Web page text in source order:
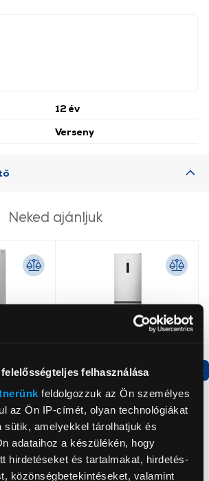
felhasználása
feldolgozzuk az Ön személyes
az Ön IP-címét, olyan technológiákat
sütik, amelyekkel tárolhatjuk és
adataihoz a készülékén, hogy
hirdetéseket és tartalmakat, hirdetés-
közönségbetekintéseket, valamint
12 év
Verseny
Neked ajánljuk
Side
Termék adatlap
Gorenje N619EAXL4
Alulfagyasztós
kombinált hűtőszekrény